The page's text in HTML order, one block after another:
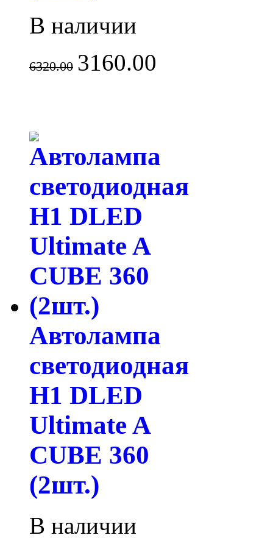
В наличии
6320.00 3160.00
Автолампа
светодиодная
H1 DLED
Ultimate A
CUBE 360
(2шт.)
В наличии